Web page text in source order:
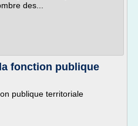
des...
fonction publique
publique territoriale